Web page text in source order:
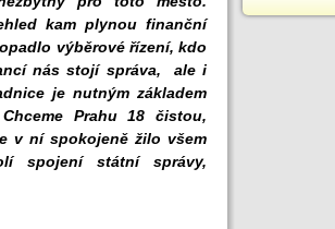
kam plynou finanční
výběrové řízení, kdo
nás stojí správa, ale i
je nutným základem
Prahu 18 čistou,
v ní spokojeně žilo všem
spojení státní správy,